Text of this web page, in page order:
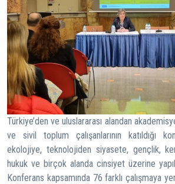
Türkiye’den ve uluslararası alandan
ve sivil toplum çalışanlarının katıldığı
ekolojiye, teknolojiden siyasete, gençlik,
hukuk ve birçok alanda cinsiyet üzerine
Konferans kapsamında 76 farklı çalışmaya